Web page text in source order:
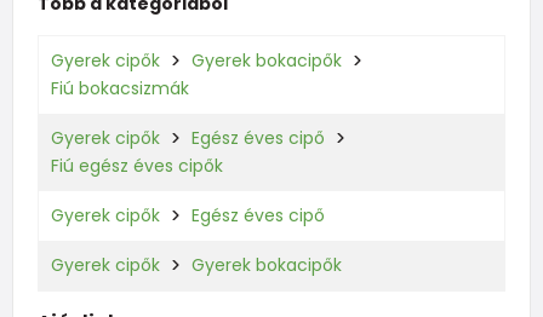
Gyerek cipők
Gyerek bokacipők
Fiú bokacsizmák
Gyerek cipők
Egész éves cipő
Fiú egész éves cipők
Gyerek cipők Egész éves cipő
Gyerek cipők Gyerek bokacipők